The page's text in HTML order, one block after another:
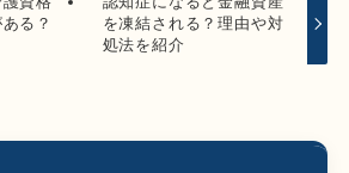
る？
を凍結される？理由や対
処法を紹介